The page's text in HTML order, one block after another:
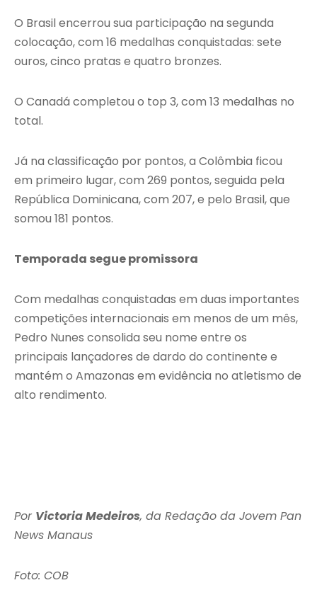
O Brasil encerrou sua participação na segunda
colocação, com 16 medalhas conquistadas: sete
ouros, cinco pratas e quatro bronzes.
O Canadá completou o top 3, com 13 medalhas no
total.
Já na classificação por pontos, a Colômbia ficou
em primeiro lugar, com 269 pontos, seguida pela
República Dominicana, com 207, e pelo Brasil, que
somou 181 pontos.
Temporada segue promissora
Com medalhas conquistadas em duas importantes
competições internacionais em menos de um mês,
Pedro Nunes consolida seu nome entre os
principais lançadores de dardo do continente e
mantém o Amazonas em evidência no atletismo de
alto rendimento.
Por Victoria Medeiros, da Redação da Jovem Pan
News Manaus
Foto: COB